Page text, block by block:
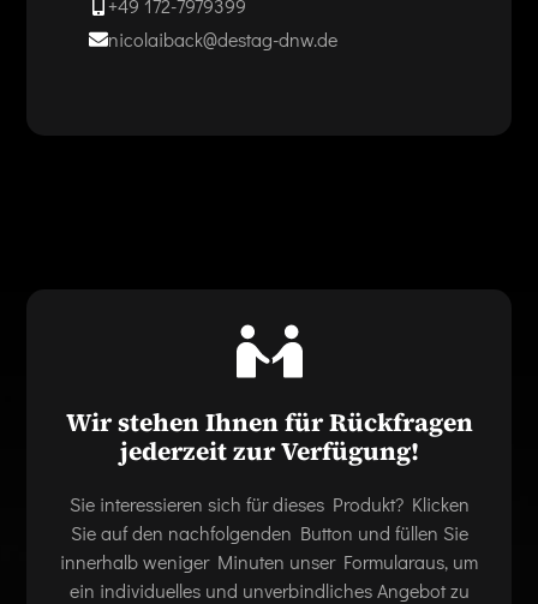
+49 172-7979399
nicolaiback@destag-dnw.de
Wir stehen Ihnen für Rückfragen
jederzeit zur Verfügung!
Sie interessieren sich für dieses Produkt? Klicken
Sie auf den nachfolgenden Button und füllen Sie
innerhalb weniger Minuten unser Formularaus, um
ein individuelles und unverbindliches Angebot zu